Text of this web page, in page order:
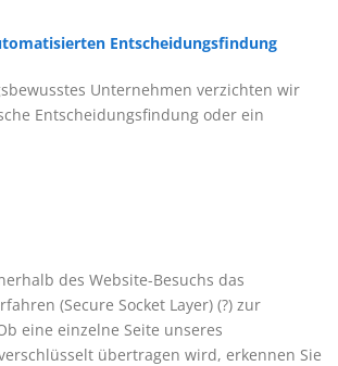
Entscheidungsfindung
Unternehmen verzichten wir
Entscheidungsfindung oder ein
des Website-Besuchs das
(Secure Socket Layer) (?) zur
eine einzelne Seite unseres
übertragen wird, erkennen Sie